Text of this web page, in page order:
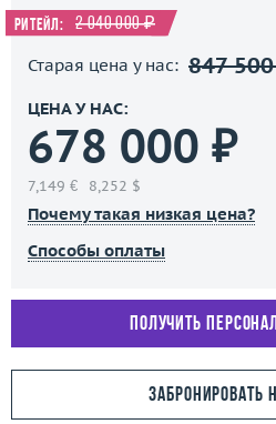
Ритейл: 2 040 000 ₽
Старая цена у нас: 847
ЦЕНА У НАС:
678 000 ₽
7,149 € 8,252 $
Почему такая низкая цена?
Способы оплаты
Получить
Забронировать